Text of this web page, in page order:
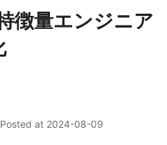
徴量エンジニア
Posted at 2024-08-09